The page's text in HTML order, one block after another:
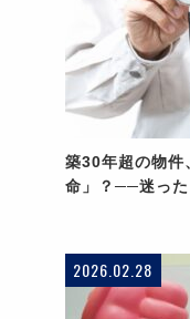
築30年超の物件
命」？──迷っ
2026.02.28